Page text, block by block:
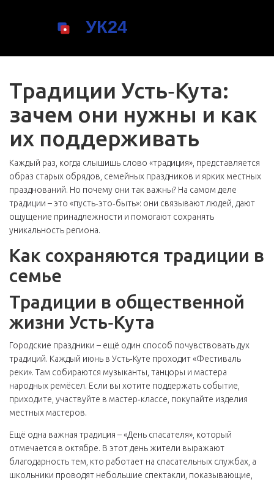
Традиции Усть‑Кута:
зачем они нужны и как
их поддерживать
Каждый раз, когда слышишь слово «традиция», представляется
образ старых обрядов, семейных праздников и ярких местных
празднований. Но почему они так важны? На самом деле
традиции – это «пусть‑это‑быть»: они связывают людей, дают
ощущение принадлежности и помогают сохранять
уникальность региона.
Как сохраняются традиции в
семье
Традиции в общественной
жизни Усть‑Кута
Городские праздники – ещё один способ почувствовать дух
традиций. Каждый июнь в Усть‑Куте проходит «Фестиваль
реки». Там собираются музыканты, танцоры и мастера
народных ремёсел. Если вы хотите поддержать событие,
приходите, участвуйте в мастер‑классе, покупайте изделия
местных мастеров.
Ещё одна важная традиция – «День спасателя», который
отмечается в октябре. В этот день жители выражают
благодарность тем, кто работает на спасательных службах, а
школьники проводят небольшие спектакли, показывающие,